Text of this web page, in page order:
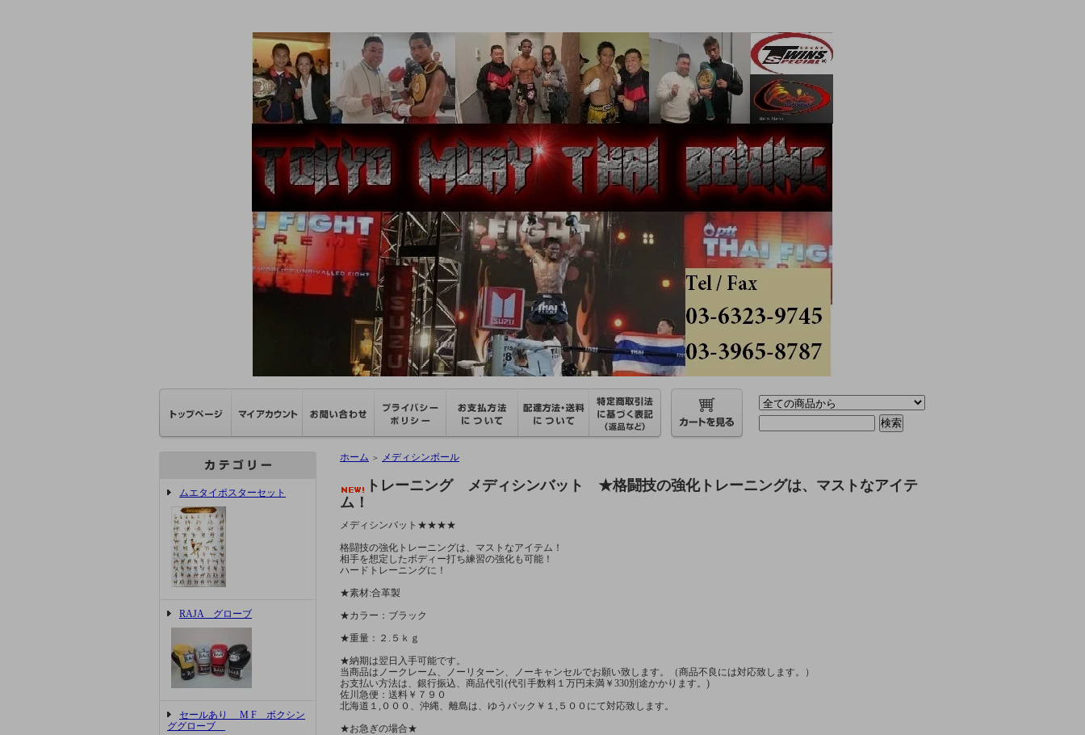
ムエタイポスターセット
RAJA グローブ
セールあり M F ボクシン
ググローブ
ホーム ＞ メディシンボール
トレーニング メディシンバット ★格闘技の強化トレーニングは、マストなアイテ
ム！
メディシンバット★★★★
格闘技の強化トレーニングは、マストなアイテム！
相手を想定したボディー打ち練習の強化も可能！
ハードトレーニングに！
★素材:合革製
★カラー：ブラック
★重量：２.５ｋｇ
★納期は翌日入手可能です。
当商品はノークレーム、ノーリターン、ノーキャンセルでお願い致します。（商品不良には対応致します。）
お支払い方法は、銀行振込、商品代引(代引手数料１万円未満￥330別途かかります。)
佐川急便：送料￥７９０
北海道１,０００、沖縄、離島は、ゆうパック￥１,５００にて対応致します。
★お急ぎの場合★